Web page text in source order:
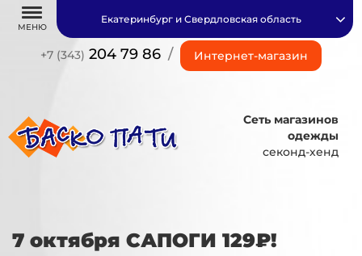
МЕНЮ
+7 (343) 204 79 86 / Интернет-магазин
Екатеринбург и Свердловская область
Сеть магазинов
одежды
секонд-хенд
7 октября САПОГИ 129₽!